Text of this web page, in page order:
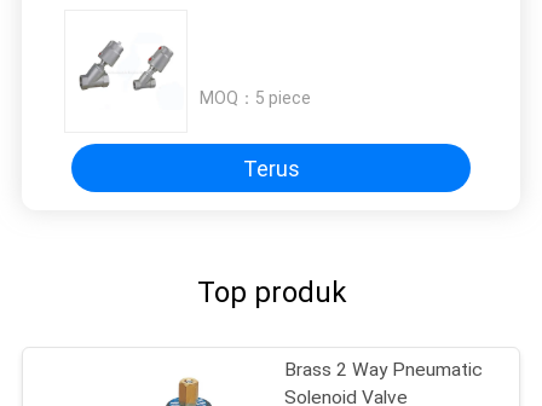
MOQ： 5 piece
Terus
Top produk
Brass 2 Way Pneumatic
Solenoid Valve